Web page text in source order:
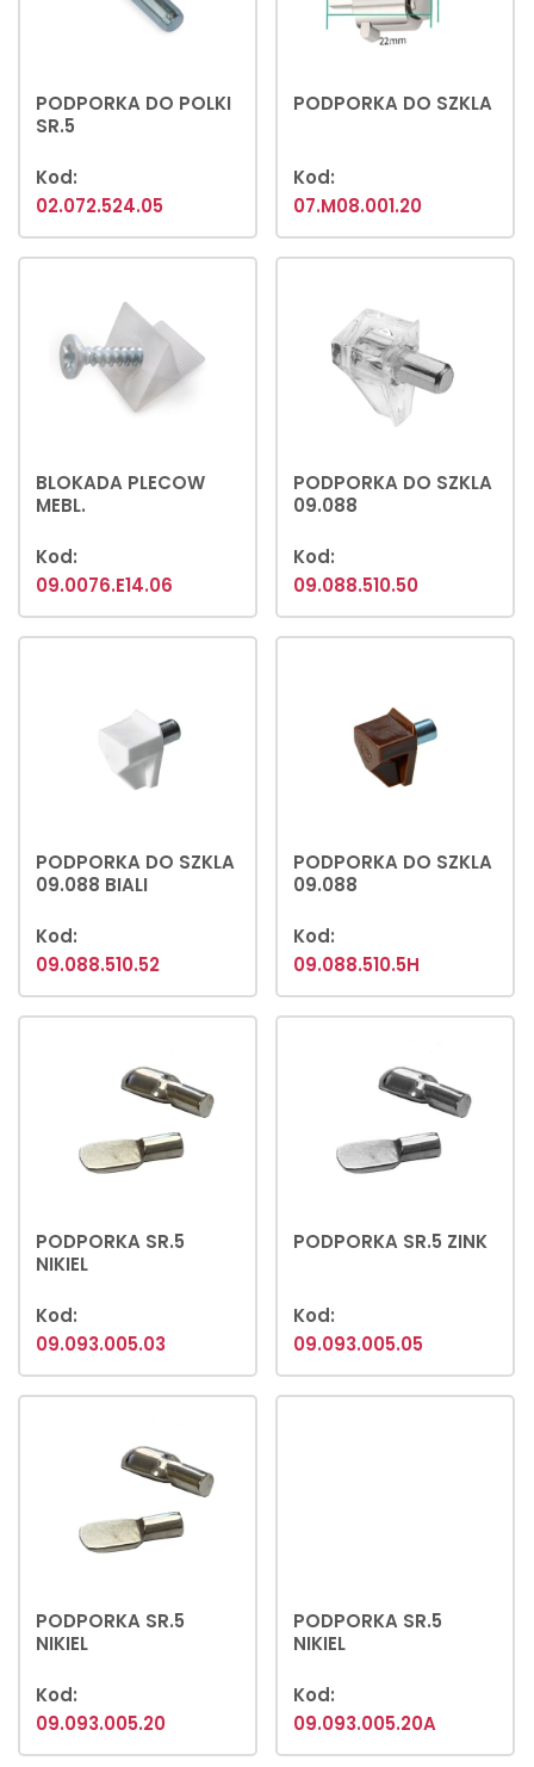
PODPORKA DO POLKI
SR.5
Kod:
02.072.524.05
PODPORKA DO SZKLA
Kod:
07.M08.001.20
BLOKADA PLECOW
MEBL.
Kod:
09.0076.E14.06
PODPORKA DO SZKLA
09.088
Kod:
09.088.510.50
PODPORKA DO SZKLA
09.088 BIALI
Kod:
09.088.510.52
PODPORKA DO SZKLA
09.088
Kod:
09.088.510.5H
PODPORKA SR.5
NIKIEL
Kod:
09.093.005.03
PODPORKA SR.5 ZINK
Kod:
09.093.005.05
PODPORKA SR.5
NIKIEL
Kod:
09.093.005.20
PODPORKA SR.5
NIKIEL
Kod:
09.093.005.20A